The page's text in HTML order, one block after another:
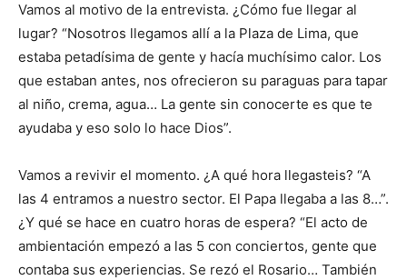
Vamos al motivo de la entrevista. ¿Cómo fue llegar al
lugar? “Nosotros llegamos allí a la Plaza de Lima, que
estaba petadísima de gente y hacía muchísimo calor. Los
que estaban antes, nos ofrecieron su paraguas para tapar
al niño, crema, agua… La gente sin conocerte es que te
ayudaba y eso solo lo hace Dios”.
Vamos a revivir el momento. ¿A qué hora llegasteis? “A
las 4 entramos a nuestro sector. El Papa llegaba a las 8…”.
¿Y qué se hace en cuatro horas de espera? “El acto de
ambientación empezó a las 5 con conciertos, gente que
contaba sus experiencias. Se rezó el Rosario… También